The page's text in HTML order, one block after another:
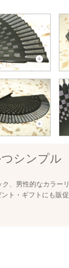
シンプル
、男性的なカラー
ト・ギフトにも販